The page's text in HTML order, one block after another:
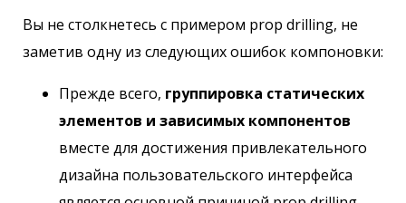
Вы не столкнетесь с примером prop drilling, не
заметив одну из следующих ошибок компоновки:
Прежде всего, группировка статических
элементов и зависимых компонентов
вместе для достижения привлекательного
дизайна пользовательского интерфейса